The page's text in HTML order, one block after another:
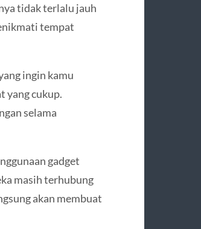
tidak terlalu jauh
tempat
ingin kamu
yang cukup.
selama
gadget
masih terhubung
akan membuat